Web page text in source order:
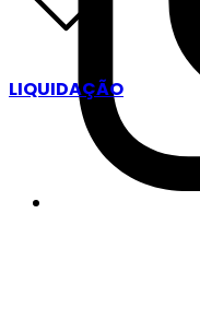
LIQUIDAÇÃO